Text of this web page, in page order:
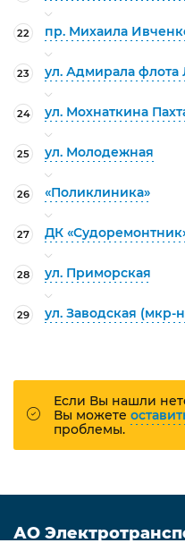
22 пр. Михаила
23 ул. Адмирала флота
24 ул. Мохнаткина
25 ул. Молодежная
26 «Поликлиника»
27 ДК
28 ул. Приморская
29 ул. Заводская (мкр-
Если Вы нашли
Вы можете
проблемы.
АО